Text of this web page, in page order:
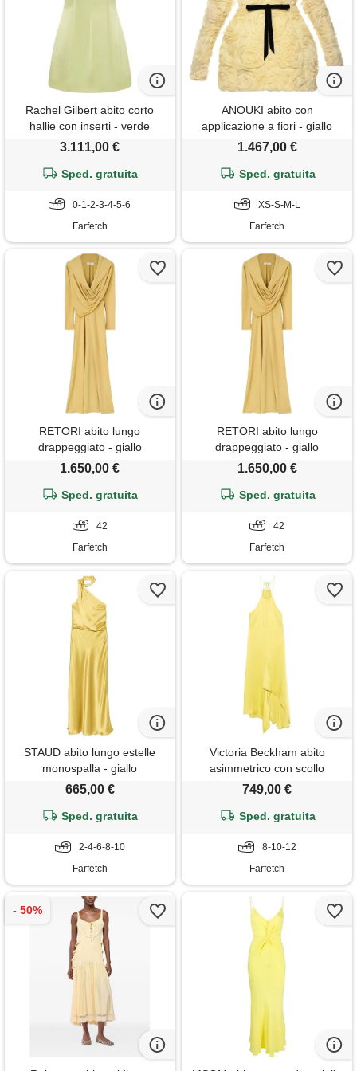
Rachel Gilbert abito corto
hallie con inserti - verde
3.111,00 €
Sped. gratuita
0-1-2-3-4-5-6
Farfetch
ANOUKI abito con
applicazione a fiori - giallo
1.467,00 €
Sped. gratuita
XS-S-M-L
Farfetch
RETORI abito lungo
drappeggiato - giallo
1.650,00 €
Sped. gratuita
42
Farfetch
RETORI abito lungo
drappeggiato - giallo
1.650,00 €
Sped. gratuita
42
Farfetch
STAUD abito lungo estelle
monospalla - giallo
665,00 €
Sped. gratuita
2-4-6-8-10
Farfetch
Victoria Beckham abito
asimmetrico con scollo
all'americana - verde
749,00 €
Sped. gratuita
8-10-12
Farfetch